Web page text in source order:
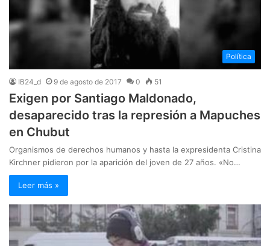
Política
IB24_d 9 de agosto de 2017 0 51
Exigen por Santiago Maldonado,
desaparecido tras la represión a Mapuches
en Chubut
Organismos de derechos humanos y hasta la expresidenta Cristina
Kirchner pidieron por la aparición del joven de 27 años. «No…
Leer más »